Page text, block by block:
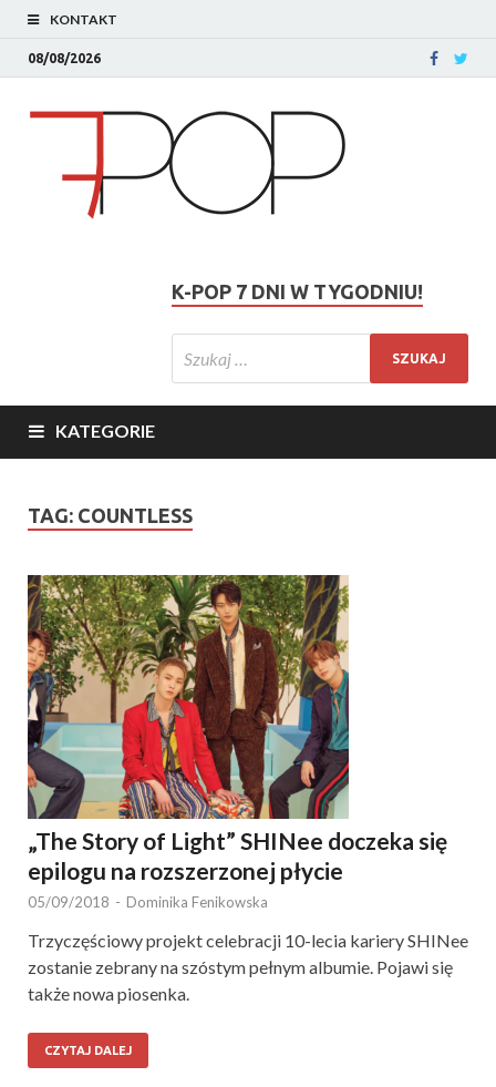
KONTAKT
08/08/2026
K-POP 7 DNI W TYGODNIU!
KATEGORIE
TAG: COUNTLESS
„The Story of Light” SHINee doczeka się
epilogu na rozszerzonej płycie
05/09/2018 - Dominika Fenikowska
Trzyczęściowy projekt celebracji 10-lecia kariery SHINee
zostanie zebrany na szóstym pełnym albumie. Pojawi się
także nowa piosenka.
CZYTAJ DALEJ